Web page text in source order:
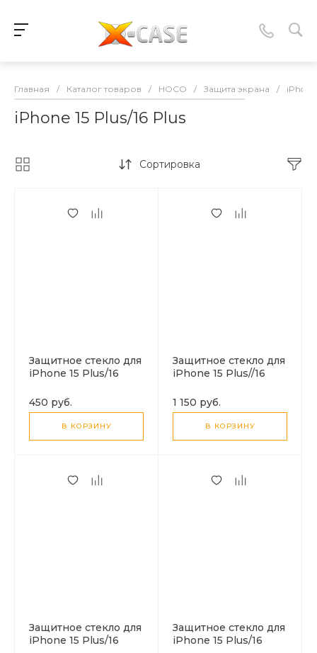
Главная / Каталог товаров / HOCO / Защита экрана / iPhone
iPhone 15 Plus/16 Plus
Сортировка
Защитное стекло для
iPhone 15 Plus/16
anti-static, черное
450 руб.
В КОРЗИНУ
Защитное стекло для
iPhone 15 Plus//16
черное
1 150 руб.
В КОРЗИНУ
Защитное стекло для
iPhone 15 Plus/16
Защитное стекло для
iPhone 15 Plus/16